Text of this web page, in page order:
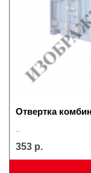
Отвертка
353 р.